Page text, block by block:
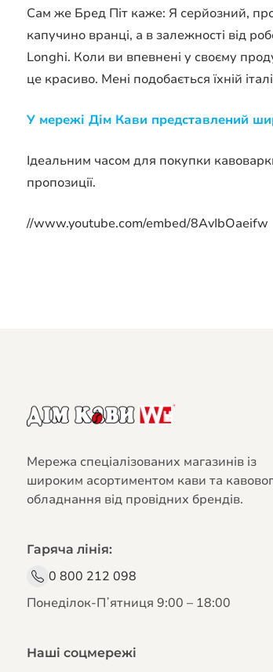
Сам же Бред Піт каже: Я серйозний,
капучино вранці, а в залежності від
Longhi. Коли ви впевнені у своєму
це красиво. Мені подобається їхній
У мережі Дім Кави представлений
Ідеальним часом для покупки
пропозиції.
//www.youtube.com/embed/8AvIbOaeifw
Мережа спеціалізованих магазинів із
широким асортиментом кави та
обладнання від провідних брендів.
Гаряча лінія:
0 800 212 098
Понеділок-Пʼятниця 9:00 – 18:00
Наші соцмережі